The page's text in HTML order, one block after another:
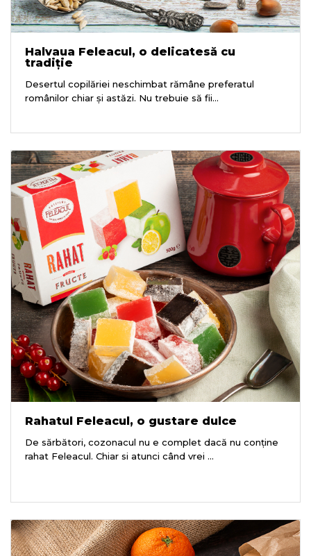
Halvaua Feleacul, o delicatesă cu
tradiție
Desertul copilăriei neschimbat rămâne preferatul
românilor chiar și astăzi. Nu trebuie să fii...
Rahatul Feleacul, o gustare dulce
De sărbători, cozonacul nu e complet dacă nu conține
rahat Feleacul. Chiar si atunci când vrei ...